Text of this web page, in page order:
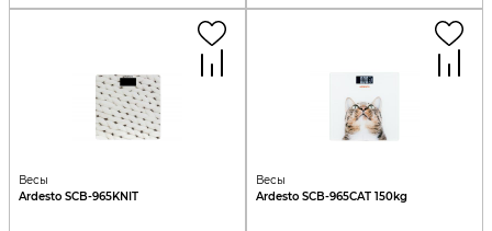
Весы
Ardesto SCB-965KNIT
Весы
Ardesto SCB-965CAT 150kg